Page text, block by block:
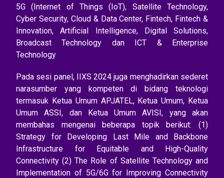
5G (Internet of Things (IoT), Satellite Technology,
Cyber Security, Cloud & Data Center, Fintech, Fintech &
Innovation, Artificial Intelligence, Digital Solutions,
Broadcast Technology dan ICT & Enterprise
Technology
Pada sesi panel, IIXS 2024 juga menghadirkan sederet
narasumber yang kompeten di bidang teknologi
termasuk Ketua Umum APJATEL, Ketua Umum, Ketua
Umum ASSI, dan Ketua Umum AVISI, yang akan
membahas mengenai beberapa topik berikut: (1)
Strategy for Developing Last Mile and Backbone
Infrastructure for Equitable and High-Quality
Connectivity (2) The Role of Satellite Technology and
Implementation of 5G/6G for Improving Connectivity